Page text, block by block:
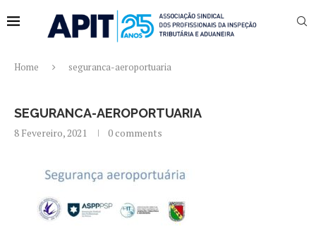
Home seguranca-aeroportuaria
SEGURANCA-AEROPORTUARIA
8 Fevereiro, 2021 0 comments